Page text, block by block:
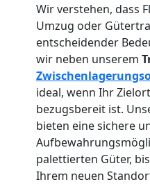
Wir verstehen, dass
Umzug oder
entscheidender
wir neben unserem
ideal, wenn Ihr
bezugsbereit ist.
bieten eine sichere
palettierten Güter,
Ihrem neuen